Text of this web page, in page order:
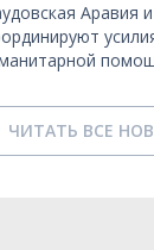
Аравия
ЧИТАТЬ ВСЕ